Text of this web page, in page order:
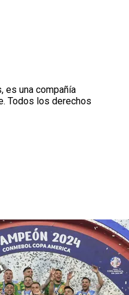
es una compañía
Todos los derechos